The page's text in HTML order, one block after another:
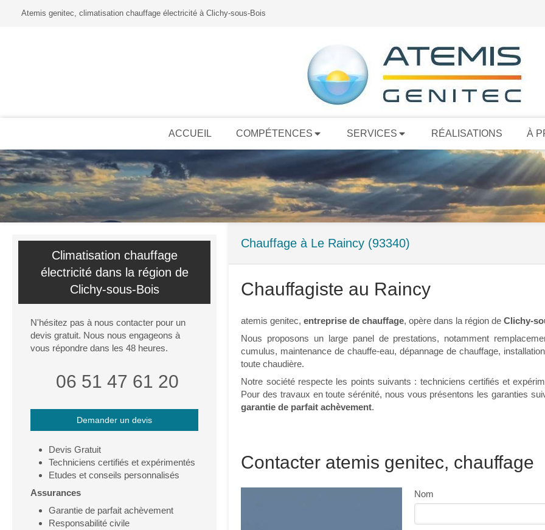
Atemis genitec, climatisation chauffage électricité à Clichy-sous-Bois
ACCUEIL COMPÉTENCES SERVICES RÉALISATIONS À
Chauffage à Le Raincy (93340)
Chauffagiste au Raincy
atemis genitec,entreprise de chauffage, opère dans la région deClichy-
Nous proposons un large panel de prestations, notamment
cumulus, maintenance de chauffe-eau, dépannage de chauffage,
toute chaudière.
Notre société respecte les points suivants : techniciens certifiés et
Pour des travaux en toute sérénité, nous vous présentons les garanties
garantie de parfait achèvement.
Contacter atemis genitec, chauffage
Nom
Climatisation chauffage
électricité dans la région de
Clichy-sous-Bois
N'hésitez pas à nous contacter pour un
devis gratuit. Nous nous engageons à
vous répondre dans les 48 heures.
06 51 47 61 20
Demander un devis
Devis Gratuit
Techniciens certifiés et expérimentés
Etudes et conseils personnalisés
Assurances
Garantie de parfait achèvement
Responsabilité civile